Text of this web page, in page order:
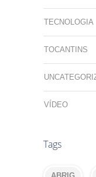
TECNOLOGIA
TOCANTINS
VÍDEO
Tags